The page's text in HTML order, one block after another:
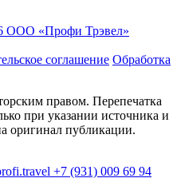
ООО «Профи Трэвeл»
соглашение Обработка
правом. Перепечатка
при указании источника и
оригинал публикации.
+7 (931) 009 69 94